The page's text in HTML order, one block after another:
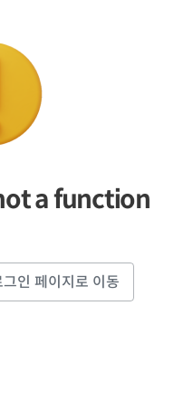
a function
그인 페이지로 이동